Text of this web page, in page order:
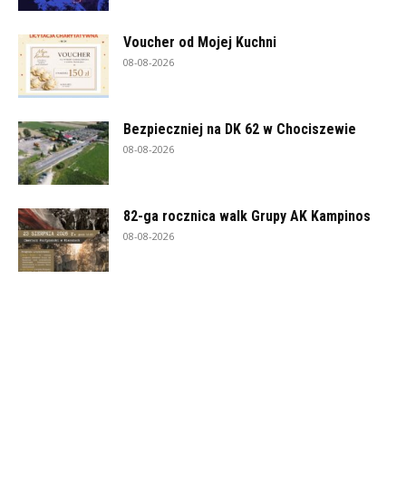
Voucher od Mojej Kuchni
08-08-2026
Bezpieczniej na DK 62 w Chociszewie
08-08-2026
82-ga rocznica walk Grupy AK Kampinos
08-08-2026